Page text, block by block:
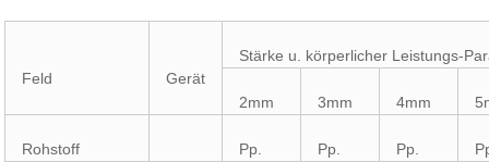
Feld Gerät
Stärke u. körperlicher Leistungs-
2mm 3mm 4mm
Rohstoff Pp. Pp. Pp.